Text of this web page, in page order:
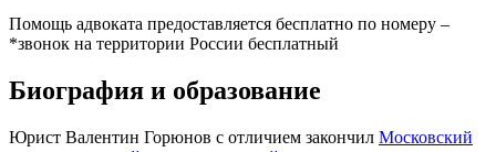
Помощь адвоката предоставляется бесплатно по номеру –
*звонок на территории России бесплатный
Биография и образование
Юрист Валентин Горюнов с отличием закончил Московский